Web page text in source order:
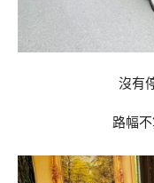
沒有
路幅